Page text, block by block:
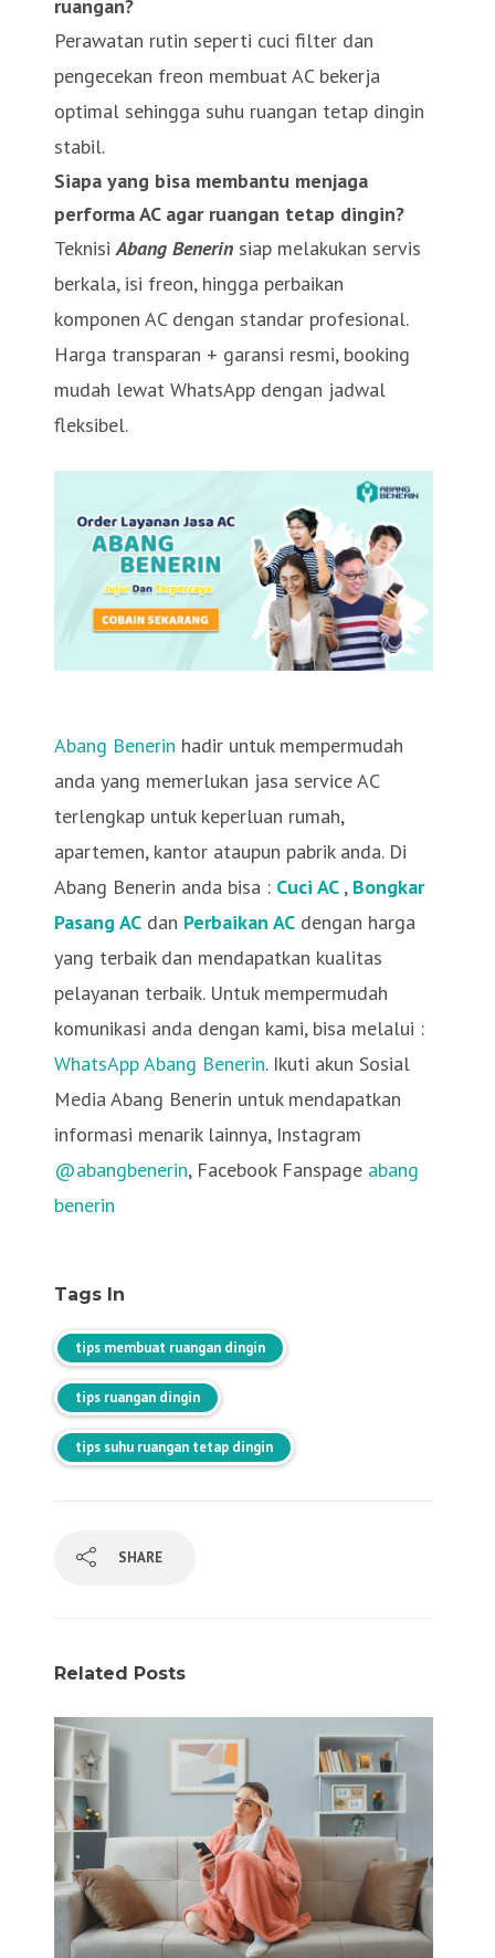
ruangan?
Perawatan rutin seperti cuci filter dan
pengecekan freon membuat AC bekerja
optimal sehingga suhu ruangan tetap dingin
stabil.
Siapa yang bisa membantu menjaga
performa AC agar ruangan tetap dingin?
TeknisiAbang Benerin siap melakukan servis
berkala, isi freon, hingga perbaikan
komponen AC dengan standar profesional.
Harga transparan + garansi resmi, booking
mudah lewat WhatsApp dengan jadwal
fleksibel.
Abang Benerin hadir untuk mempermudah
anda yang memerlukan jasa service AC
terlengkap untuk keperluan rumah,
apartemen, kantor ataupun pabrik anda. Di
Abang Benerin anda bisa : Cuci AC , Bongkar
Pasang AC dan Perbaikan AC dengan harga
yang terbaik dan mendapatkan kualitas
pelayanan terbaik. Untuk mempermudah
komunikasi anda dengan kami, bisa melalui :
WhatsApp Abang Benerin. Ikuti akun Sosial
Media Abang Benerin untuk mendapatkan
informasi menarik lainnya, Instagram
@abangbenerin, Facebook Fanspage abang
benerin
Tags In
tips membuat ruangan dingin
tips ruangan dingin
tips suhu ruangan tetap dingin
SHARE
Related Posts